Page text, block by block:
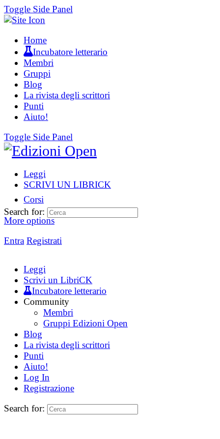
Toggle Side Panel
Home
Incubatore letterario
Membri
Gruppi
Blog
La rivista degli scrittori
Punti
Aiuto!
Toggle Side Panel
Leggi
SCRIVI UN LIBRICK
Corsi
More options
Entra Registrati
Search for:
Leggi
Scrivi un LibriCK
Incubatore letterario
Community
Membri
Gruppi Edizioni Open
Blog
La rivista degli scrittori
Punti
Aiuto!
Log In
Registrazione
Search for: